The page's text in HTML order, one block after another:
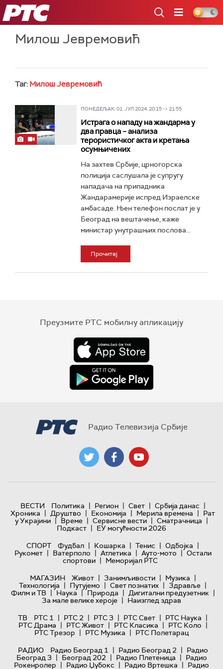
РТС
Милош Јевремовић
Таг: Милош Јевремовић
ПОНЕДЕЉАК, 01. ЈУЛ 2024, 20:15 -> 21:55
Истрага о нападу на жандарма у
два правца – анализа
терористичког акта и кретања
осумњичених
На захтев Србије, црногорска
полиција саслушала је супругу
нападача на припадника
Жандарамерије испред Израелске
амбасаде. Њен телефон послат је у
Београд на вештачење, каже
министар унутрашњих послова...
Прочитај
Преузмите РТС мобилну апликацију
Радио Телевизија Србије
ВЕСТИ Политика | Регион | Свет | Србија данас |
Хроника | Друштво | Економија | Мерила времена | Рат
у Украјини | Време | Сервисне вести | Сматрачница |
Подкаст | ЕУ могућности 2026
СПОРТ
Фудбал | Кошарка | Тенис | Одбојка |
Рукомет | Ватерполо | Атлетика | Ауто-мото | Остали
спортови | Меморијал РТС
МАГАЗИН
Живот | Занимљивости | Музика |
Технологијa | Путујемо | Свет познатих | Здравље |
Филм и ТВ | Наука | Природа | Дигитални предузетник |
За мале велике хероје | Наизглед здрав
ТВ
РТС 1 | РТС 2 | РТС 3 | РТС Свет | РТС Наука |
РТС Драма | РТС Живот | РТС Класика | РТС Коло |
РТС Трезор | РТС Музика | РТС Полетарац
РАДИО
Радио Београд 1 | Радио Београд 2 | Радио
Београд 3 | Београд 202 | Радио Плетеница | Радио
Рокенролер | Радио Џубокс | Радио Вртешка | Радио